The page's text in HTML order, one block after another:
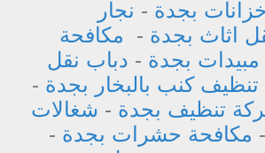
بجدة - نجار
اثاث بجدة - مكافحة
بجدة - دباب نقل
تنظيف كنب بالبخار بجدة -
تنظيف بجدة - شغالات
- مكافحة حشرات بجدة -